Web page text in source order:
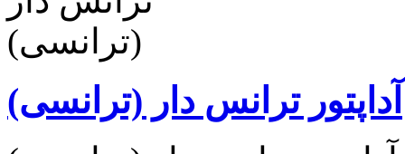
آداپتور ترانس دار (ترانسی)